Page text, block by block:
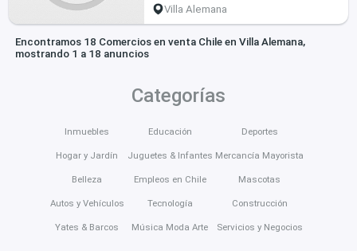
Villa Alemana
Encontramos 18 Comercios en venta Chile en Villa Alemana,
mostrando 1 a 18 anuncios
Categorías
Inmuebles
Hogar y Jardín
Belleza
Autos y Vehículos
Yates & Barcos
Educación
Juguetes & Infantes
Empleos en Chile
Tecnología
Música Moda Arte
Deportes
Mercancía Mayorista
Mascotas
Construcción
Servicios y Negocios